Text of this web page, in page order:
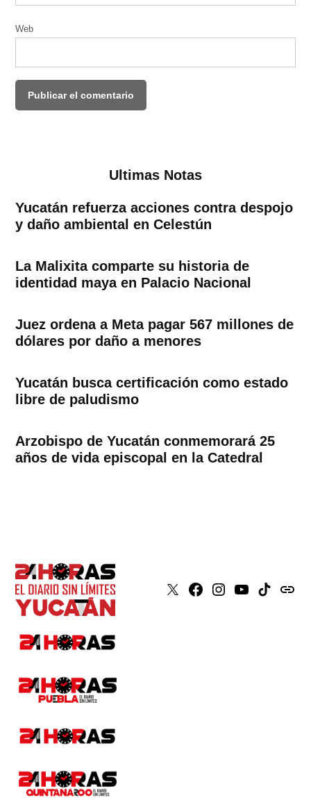
Web
Ultimas Notas
Yucatán refuerza acciones contra despojo
y daño ambiental en Celestún
La Malixita comparte su historia de
identidad maya en Palacio Nacional
Juez ordena a Meta pagar 567 millones de
dólares por daño a menores
Yucatán busca certificación como estado
libre de paludismo
Arzobispo de Yucatán conmemorará 25
años de vida episcopal en la Catedral
X Faceboook
Instagram
YoutubeTiktokissuu